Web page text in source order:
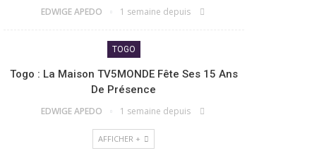
EDWIGE APEDO 1 semaine depuis
TOGO
Togo : La Maison TV5MONDE Fête Ses 15 Ans
De Présence
EDWIGE APEDO 1 semaine depuis
AFFICHER +